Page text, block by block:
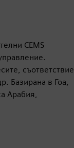
CEMS
съответствие
Базирана в Гоа,
Арабия,